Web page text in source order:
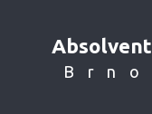
Absolvent
Brno